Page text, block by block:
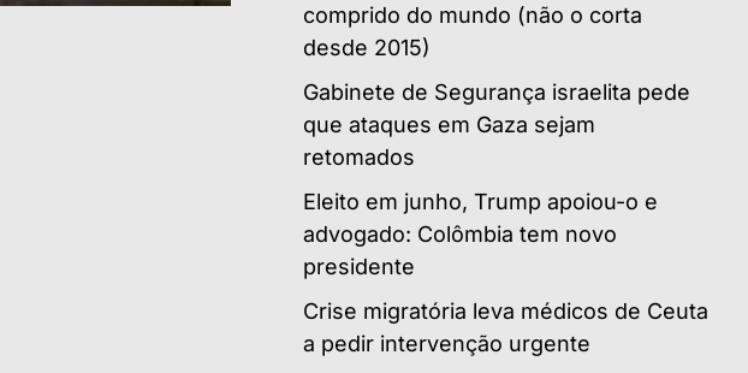
comprido do mundo (não o corta
desde 2015)
Gabinete de Segurança israelita pede
que ataques em Gaza sejam
retomados
Eleito em junho, Trump apoiou-o e
advogado: Colômbia tem novo
presidente
Crise migratória leva médicos de Ceuta
a pedir intervenção urgente